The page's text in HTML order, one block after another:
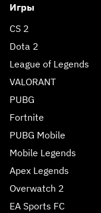
Игры
CS 2
Dota 2
League of Legends
VALORANT
PUBG
Fortnite
PUBG Mobile
Mobile Legends
Apex Legends
Overwatch 2
EA Sports FC